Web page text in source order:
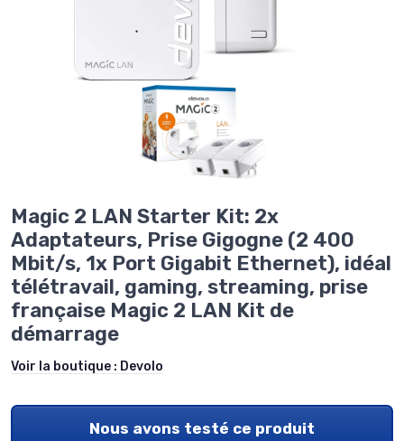
Magic 2 LAN Starter Kit: 2x
Adaptateurs, Prise Gigogne (2 400
Mbit/s, 1x Port Gigabit Ethernet), idéal
télétravail, gaming, streaming, prise
française Magic 2 LAN Kit de
démarrage
Voir la boutique : Devolo
Nous avons testé ce produit